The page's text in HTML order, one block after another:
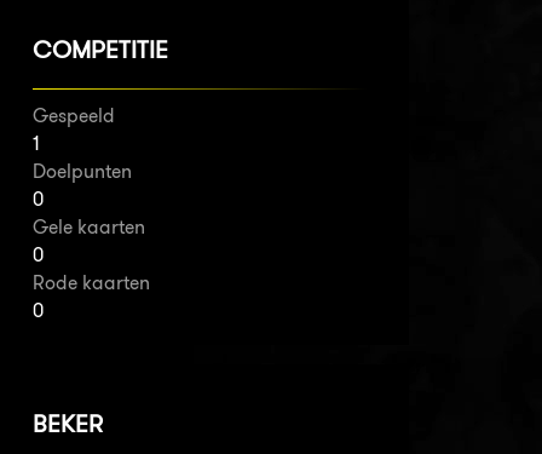
COMPETITIE
Gespeeld
1
Doelpunten
0
Gele kaarten
0
Rode kaarten
0
BEKER